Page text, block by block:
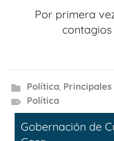
Por primera
Política,
Política
Gobernación de